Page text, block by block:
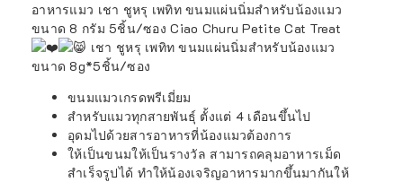
อาหารแมว เชา ชูหรุ เพทิท ขนมแผ่นนิ่มสำหรับน้องแมว
ขนาด 8 กรัม 5ชิ้น/ซอง Ciao Churu Petite Cat Treat
เชา ชูหรุ เพทิท ขนมแผ่นนิ่มสำหรับน้องแมว
ขนาด 8g*5ชิ้น/ซอง
ขนมแมวเกรดพรีเมี่ยม
สำหรับแมวทุกสายพันธุ์ ตั้งแต่ 4 เดือนขึ้นไป
อุดมไปด้วยสารอาหารที่น้องแมวต้องการ
ให้เป็นขนมให้เป็นรางวัล สามารถคลุมอาหารเม็ด
สำเร็จรูปได้ ทำให้น้องเจริญอาหารมากขึ้นมากันให้